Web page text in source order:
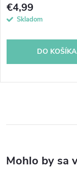
€4,99
Skladom
DO KOŠÍKA